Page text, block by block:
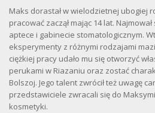
Maks dorastał w wielodzietnej ubogiej
pracować zaczął mając 14 lat.
aptece i gabinecie stomatologicznym.
eksperymenty z różnymi rodzajami
ciężkiej pracy udało mu się otworzyć
perukami w Riazaniu oraz zostać
Bolszoj. Jego talent zwrócił też uwagę
przedstawiciele zwracali się do
kosmetyki.